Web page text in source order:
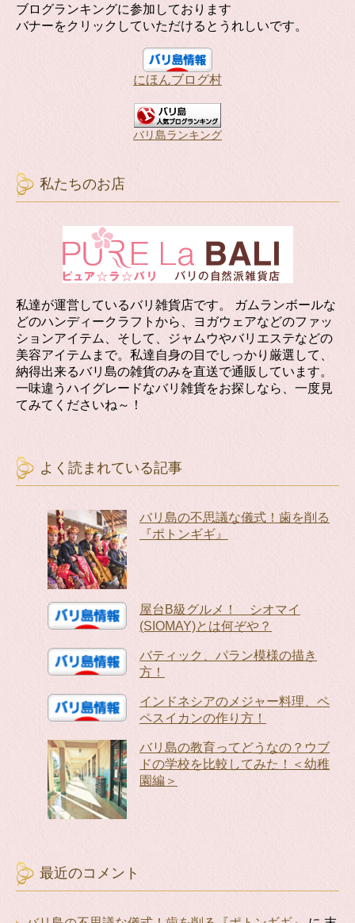
ブログランキングに参加しております
バナーをクリックしていただけるとうれしいです。
にほんブログ村
バリ島ランキング
私たちのお店
私達が運営しているバリ雑貨店です。 ガムランボールな
どのハンディークラフトから、ヨガウェアなどのファッ
ションアイテム、そして、ジャムウやバリエステなどの
美容アイテムまで。私達自身の目でしっかり厳選して、
納得出来るバリ島の雑貨のみを直送で通販しています。
一味違うハイグレードなバリ雑貨をお探しなら、一度見
てみてくださいね～！
よく読まれている記事
バリ島の不思議な儀式！歯を削る
『ポトンギギ』
屋台B級グルメ！ シオマイ
(SIOMAY)とは何ぞや？
バティック、パラン模様の描き
方！
インドネシアのメジャー料理、ペ
ペスイカンの作り方！
バリ島の教育ってどうなの？ウブ
ドの学校を比較してみた！＜幼稚
園編＞
最近のコメント